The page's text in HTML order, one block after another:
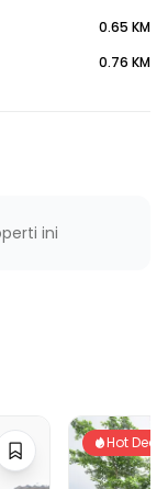
0.65 KM
0.76 KM
ini
Hot Deals